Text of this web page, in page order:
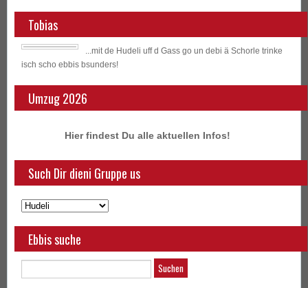
Tobias
...mit de Hudeli uff d Gass go un debi ä Schorle trinke
isch scho ebbis bsunders!
Umzug 2026
Hier findest Du alle aktuellen Infos!
Such Dir dieni Gruppe us
Ebbis suche